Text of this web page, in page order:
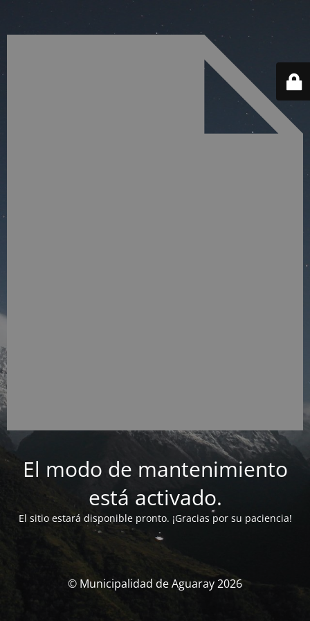
El modo de mantenimiento
está activado.
El sitio estará disponible pronto. ¡Gracias por su paciencia!
© Municipalidad de Aguaray 2026